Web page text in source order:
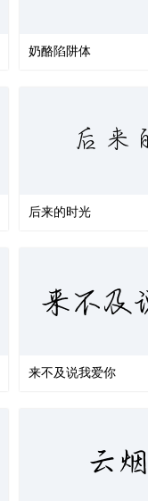
奶酪陷阱体
后来
后来的时光
来不及
来不及说我爱你
云